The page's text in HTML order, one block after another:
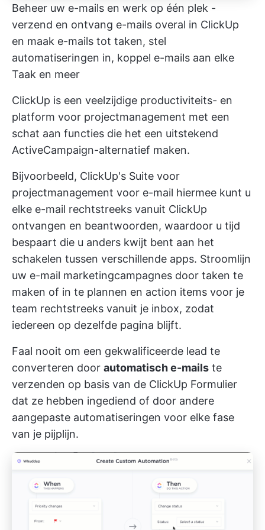
Beheer uw e-mails en werk op één plek -
verzend en ontvang e-mails overal in ClickUp
en maak e-mails tot taken, stel
automatiseringen in, koppel e-mails aan elke
Taak en meer
ClickUp is een veelzijdige productiviteits- en
platform voor projectmanagement met een
schat aan functies die het een uitstekend
ActiveCampaign-alternatief maken.
Bijvoorbeeld, ClickUp's Suite voor
projectmanagement voor e-mail hiermee kunt u
elke e-mail rechtstreeks vanuit ClickUp
ontvangen en beantwoorden, waardoor u tijd
bespaart die u anders kwijt bent aan het
schakelen tussen verschillende apps. Stroomlijn
uw e-mail marketingcampagnes door taken te
maken of in te plannen en action items voor je
team rechtstreeks vanuit je inbox, zodat
iedereen op dezelfde pagina blijft.
Faal nooit om een gekwalificeerde lead te
converteren door automatisch e-mails te
verzenden op basis van de ClickUp Formulier
dat ze hebben ingediend of door andere
aangepaste automatiseringen voor elke fase
van je pijplijn.